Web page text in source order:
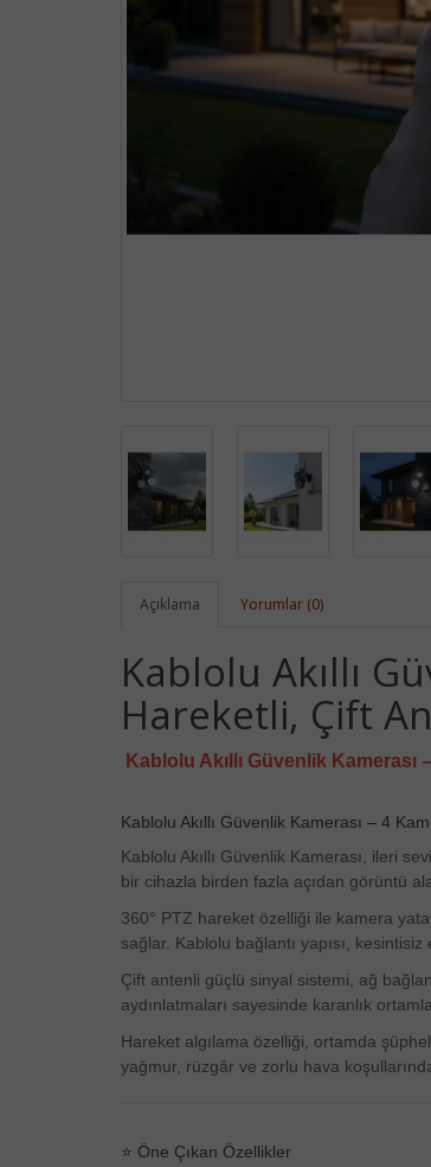
Açıklama Yorumlar (0)
Kablolu Akıllı
Hareketli, Çift
Kablolu Akıllı Güvenlik
Kablolu Akıllı Güvenlik Kamerası – 4
Kablolu Akıllı Güvenlik Kamerası, ileri
bir cihazla birden fazla açıdan görüntü
360° PTZ hareket özelliği ile kamera
sağlar. Kablolu bağlantı yapısı,
Çift antenli güçlü sinyal sistemi, ağ
aydınlatmaları sayesinde karanlık
Hareket algılama özelliği, ortamda
yağmur, rüzgâr ve zorlu hava
⭐ Öne Çıkan Özellikler